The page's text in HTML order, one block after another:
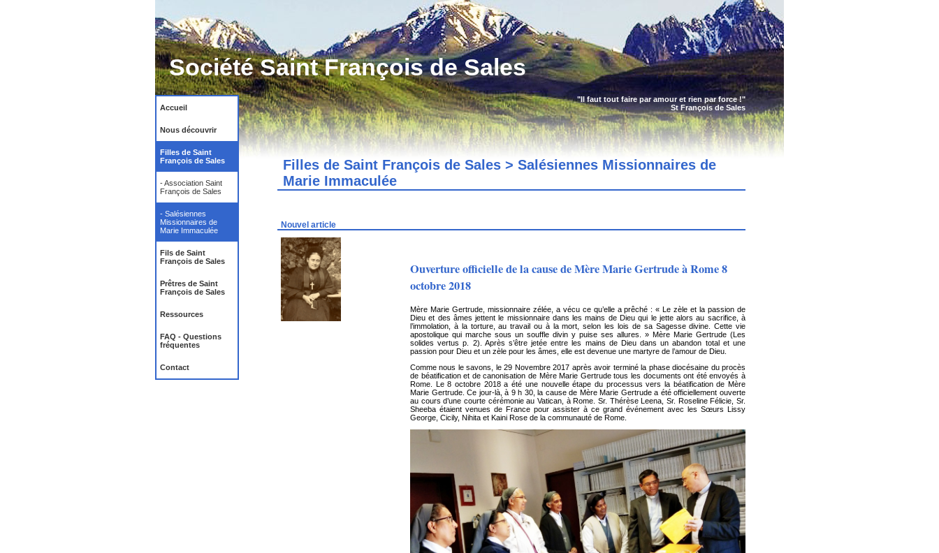
Société Saint François de Sales
Accueil
Nous découvrir
Filles de Saint
François de Sales
- Association Saint
François de Sales
- Salésiennes
Missionnaires de
Marie Immaculée
Fils de Saint
François de Sales
Prêtres de Saint
François de Sales
Ressources
FAQ - Questions
fréquentes
Contact
"Il faut tout faire par amour et rien par force !"
St François de Sales
Filles de Saint François de Sales > Salésiennes Missionnaires de
Marie Immaculée
Nouvel article
Ouverture officielle de la cause de Mère Marie Gertrude à Rome 8
octobre 2018
Mère Marie Gertrude, missionnaire zélée, a vécu ce qu’elle a prêché : « Le zèle et la passion de
Dieu et des âmes jettent le missionnaire dans les mains de Dieu qui le jette alors au sacrifice, à
l’immolation, à la torture, au travail ou à la mort, selon les lois de sa Sagesse divine. Cette vie
apostolique qui marche sous un souffle divin y puise ses allures. » Mère Marie Gertrude (Les
solides vertus p. 2). Après s’être jetée entre les mains de Dieu dans un abandon total et une
passion pour Dieu et un zèle pour les âmes, elle est devenue une martyre de l’amour de Dieu.
Comme nous le savons, le 29 Novembre 2017 après avoir terminé la phase diocésaine du procès
de béatification et de canonisation de Mère Marie Gertrude tous les documents ont été envoyés à
Rome. Le 8 octobre 2018 a été une nouvelle étape du processus vers la béatification de Mère
Marie Gertrude. Ce jour-là, à 9 h 30, la cause de Mère Marie Gertrude a été officiellement ouverte
au cours d’une courte cérémonie au Vatican, à Rome. Sr. Thérèse Leena, Sr. Roseline Félicie, Sr.
Sheeba étaient venues de France pour assister à ce grand événement avec les Sœurs Lissy
George, Cicily, Nihita et Kaini Rose de la communauté de Rome.